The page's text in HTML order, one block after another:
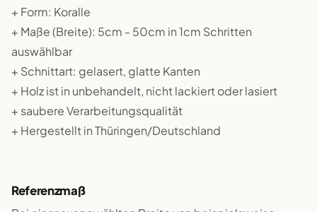
+ Form: Koralle
+ Maße (Breite): 5cm - 50cm in 1cm Schritten
auswählbar
+ Schnittart: gelasert, glatte Kanten
+ Holz ist in unbehandelt, nicht lackiert oder lasiert
+ saubere Verarbeitungsqualität
+ Hergestellt in Thüringen/Deutschland
Referenzmaß